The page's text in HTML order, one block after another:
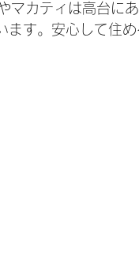
マカティは高台に
ます。安心して住